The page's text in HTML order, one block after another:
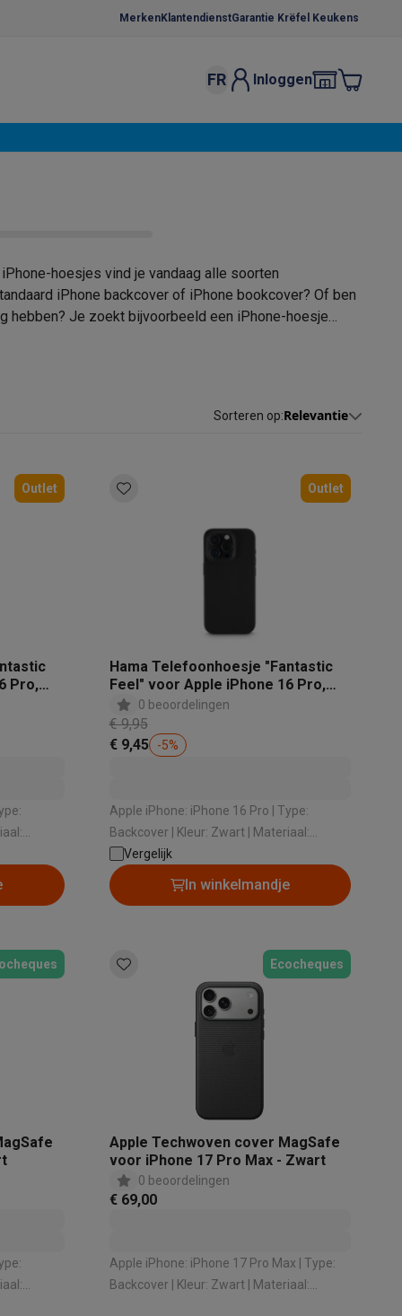
MerkenKlantendienstGarantie Krëfel Keukens
FR Inloggen
hoesjes vind je vandaag alle soorten
iPhone backcover of iPhone bookcover? Of ben
hebben? Je zoekt bijvoorbeeld een iPhone-hoesje
ben je op krefel.be aan het juiste adres voor jouw
Sorteren op:Relevantie
Outlet
Pro,
Outlet
Hama Telefoonhoesje "Fantastic
Feel" voor Apple iPhone 16 Pro,
zwart0 beoordelingen
€ 9,95
€ 9,45
-5%
Apple iPhone: iPhone 16 Pro | Type:
Backcover | Kleur: Zwart | Materiaal:
Kunststof
Vergelijk
In winkelmandje
Ecocheques
Apple Techwoven cover MagSafe
voor iPhone 17 Pro Max - Zwart
0 beoordelingen
€ 69,00
Apple iPhone: iPhone 17 Pro Max | Type:
Backcover | Kleur: Zwart | Materiaal: